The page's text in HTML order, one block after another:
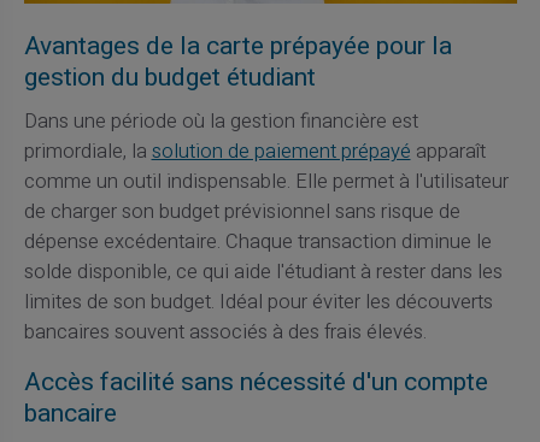
Avantages de la carte prépayée pour la
gestion du budget étudiant
Dans une période où la gestion financière est
primordiale, lasolution de paiement prépayéapparaît
comme un outil indispensable. Elle permet à l'utilisateur
de charger son budget prévisionnel sans risque de
dépense excédentaire. Chaque transaction diminue le
solde disponible, ce qui aide l'étudiant à rester dans les
limites de son budget. Idéal pour éviter les découverts
bancaires souvent associés à des frais élevés.
Accès facilité sans nécessité d'un compte
bancaire